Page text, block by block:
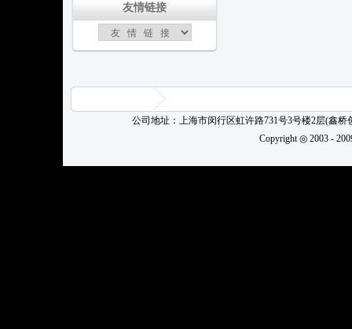
友情链接
公司地址：上海市闵行区虹许路731号3号楼2层(鑫
Copyright ◎ 2003 -